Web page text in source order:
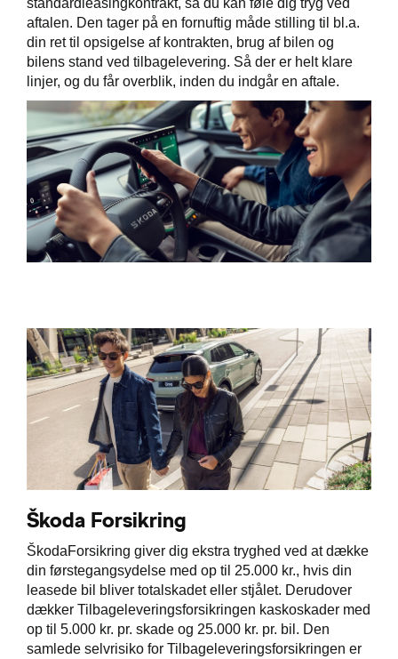
standardleasingkontrakt, så du kan føle dig tryg ved
aftalen. Den tager på en fornuftig måde stilling til bl.a.
din ret til opsigelse af kontrakten, brug af bilen og
bilens stand ved tilbagelevering. Så der er helt klare
linjer, og du får overblik, inden du indgår en aftale.
Škoda Forsikring
ŠkodaForsikring giver dig ekstra tryghed ved at dække
din førstegangsydelse med op til 25.000 kr., hvis din
leasede bil bliver totalskadet eller stjålet. Derudover
dækker Tilbageleveringsforsikringen kaskoskader med
op til 5.000 kr. pr. skade og 25.000 kr. pr. bil. Den
samlede selvrisiko for Tilbageleveringsforsikringen er